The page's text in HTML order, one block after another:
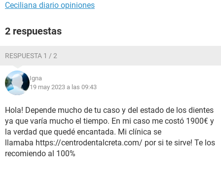
Ceciliana diario opiniones
2 respuestas
RESPUESTA 1 / 2
Igna
19 may 2023 a las 09:43
Hola! Depende mucho de tu caso y del estado de los dientes
ya que varía mucho el tiempo. En mi caso me costó 1900€ y
la verdad que quedé encantada. Mi clínica se
llamaba https://centrodentalcreta.com/ por si te sirve! Te los
recomiendo al 100%